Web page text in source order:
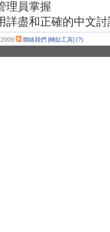
理員掌握
詳盡和正確的中文
聯絡我們 [轉貼工具] (?)